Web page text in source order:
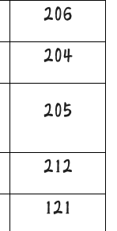
206
204
205
212
121